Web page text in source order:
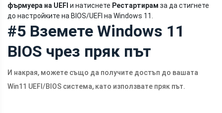
фърмуера на UEFI и натиснете Рестартирам за да стигнете
до настройките на BIOS/UEFI на Windows 11.
#5 Вземете Windows 11
BIOS чрез пряк път
И накрая, можете също да получите достъп до вашата
Win11 UEFI/BIOS система, като използвате пряк път.